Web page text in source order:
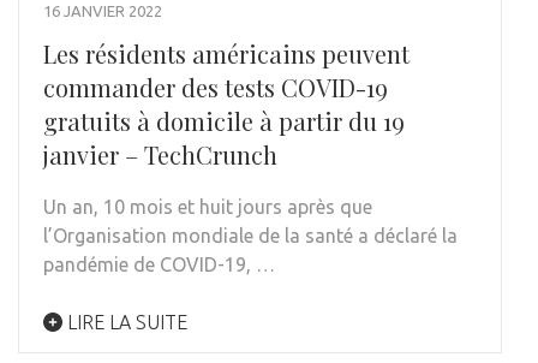
16 JANVIER 2022
Les résidents américains peuvent
commander des tests COVID-19
gratuits à domicile à partir du 19
janvier – TechCrunch
Un an, 10 mois et huit jours après que
l’Organisation mondiale de la santé a déclaré la
pandémie de COVID-19, …
LIRE LA SUITE